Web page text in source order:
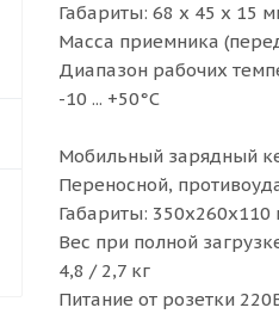
Габариты: 68 х 45 х 15
Масса приемника
Диапазон рабочих
-10 ... +50°С
Мобильный зарядный
Переносной,
Габариты: 350х260х110
Вес при полной
4,8 / 2,7 кг
Питание от розетки